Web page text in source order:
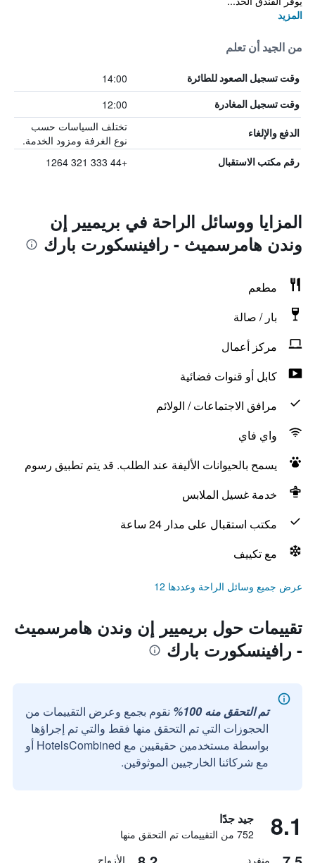
المزيد
من الجيد أن تعلم
وقت تسجيل الصعود للطائرة 14:00
وقت تسجيل المغادرة 12:00
الدفع والإلغاء
تختلف السياسات حسب
نوع الغرفة ومزود الخدمة.
رقم مكتب الاستقبال +44 333 321 1264
المزايا ووسائل الراحة في بريميير إن
وندن هامرسميث - رافينسكورت بارك
مطعم
بار / صالة
مركز أعمال
كابل أو قنوات فضائية
مرافق الاجتماعات / الولائم
واي فاي
يسمح بالحيوانات الأليفة عند الطلب. قد يتم تطبيق رسوم
خدمة غسيل الملابس
مكتب استقبال على مدار 24 ساعة
مع تكييف
عرض جميع وسائل الراحة وعددها 12
تقييمات حول بريميير إن وندن هامرسميث
- رافينسكورت بارك
تم التحقق منه 100%
نقوم بجمع وعرض التقييمات من
الحجوزات التي تم التحقق منها فقط والتي تم إجراؤها
بواسطة مستخدمين حقيقيين مع HotelsCombined أو
مع شركائنا الخارجيين الموثوقين.
8.1 جيد جدًا
752 من التقييمات تم التحقق منها
منفرد الأزواج